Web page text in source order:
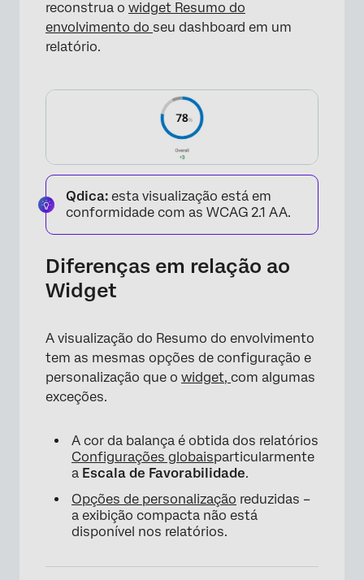
reconstrua o widget Resumo do
envolvimento do seu dashboard em um
relatório.
Qdica: esta visualização está em
conformidade com as WCAG 2.1 AA.
Diferenças em relação ao
Widget
A visualização do Resumo do envolvimento
tem as mesmas opções de configuração e
personalização que o widget, com algumas
exceções.
A cor da balança é obtida dos relatórios
Configurações globaisparticularmente
a Escala de Favorabilidade.
Opções de personalização reduzidas –
a exibição compacta não está
disponível nos relatórios.